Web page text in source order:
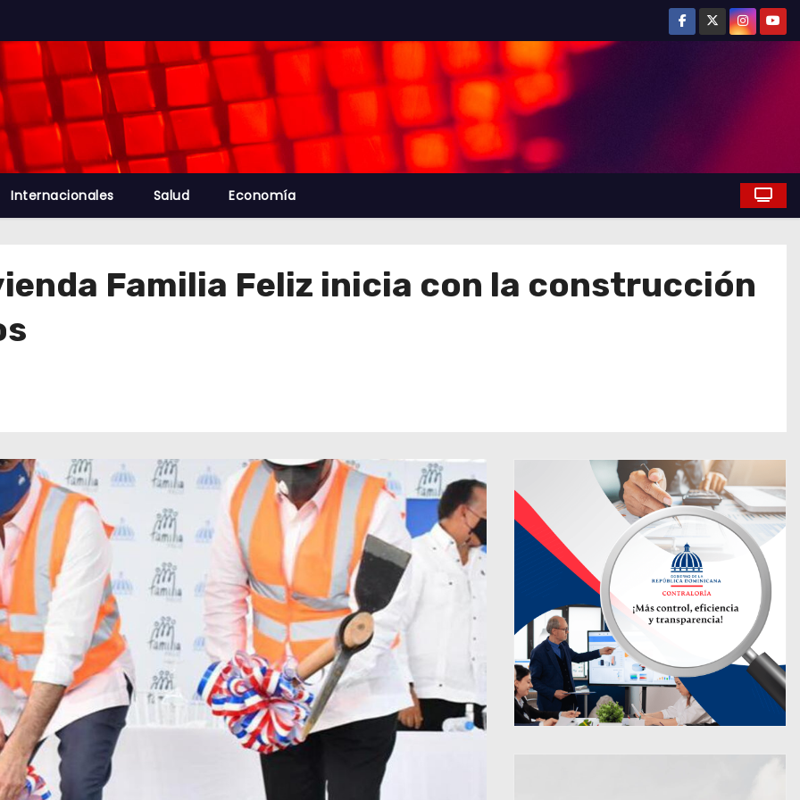
Internacionales Salud Economía
Familia Feliz inicia con la construcción